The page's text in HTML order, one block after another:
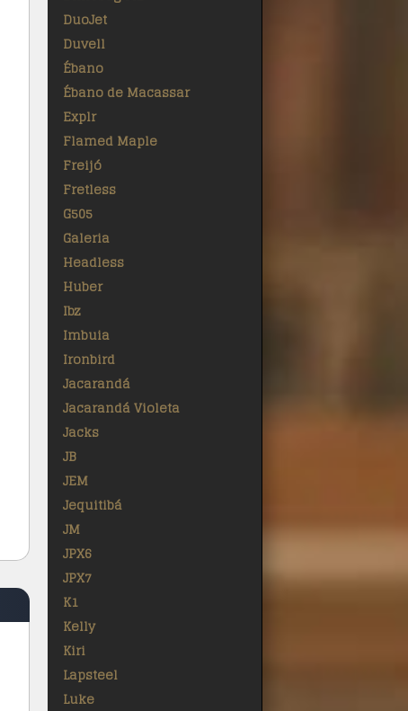
DuoJet
Duvell
Ébano
Ébano de Macassar
Explr
Flamed Maple
Freijó
Fretless
G505
Galeria
Headless
Huber
Ibz
Imbuia
Ironbird
Jacarandá
Jacarandá Violeta
Jacks
JB
JEM
Jequitibá
JM
JPX6
JPX7
K1
Kelly
Kiri
Lapsteel
Luke